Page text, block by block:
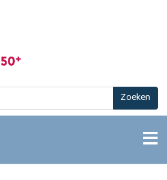
Zoeken